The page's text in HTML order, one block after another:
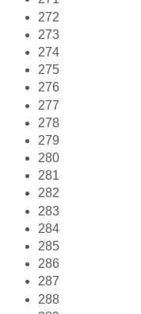
272
273
274
275
276
277
278
279
280
281
282
283
284
285
286
287
288